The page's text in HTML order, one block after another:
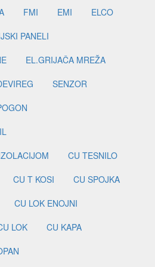
FMI EMI
ELCO
PANELI
EL.GRIJAČA MREŽA
SENZOR
CU TESNILO
CU T KOSI
CU SPOJKA
CU LOK ENOJNI
LOK
CU KAPA